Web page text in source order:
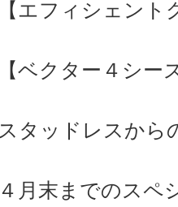
【エフィシェン
【ベクター４シー
スタッドレスから
４月末までのスペ